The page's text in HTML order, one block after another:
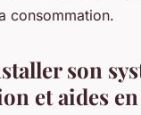
consommation.
son
et aides